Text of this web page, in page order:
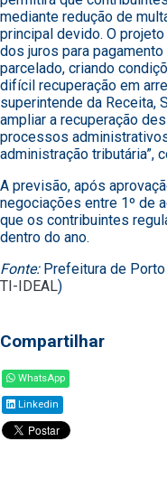
mediante redução de
principal devido. O
dos juros para
parcelado, criando
difícil recuperação em
superintende da Receita,
ampliar a recuperação
processos
administração tributária”,
A previsão, após
negociações entre 1º de
que os contribuintes
dentro do ano.
Fonte:Prefeitura de Porto
TI-IDEAL)
Compartilhar
WhatsApp
Linkedin